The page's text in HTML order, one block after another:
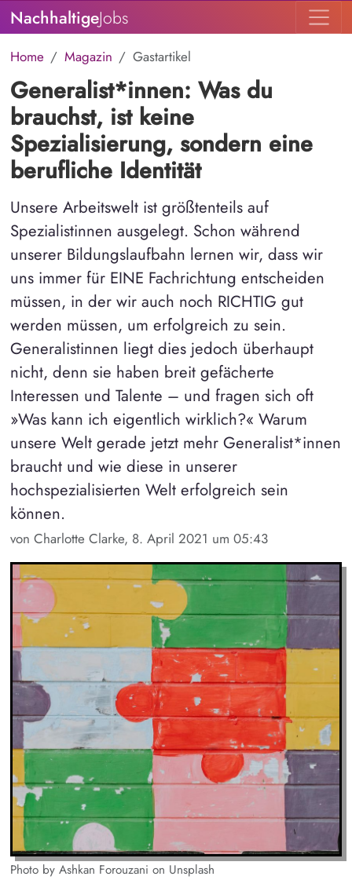
NachhaltigeJobs
Home Magazin Gastartikel
Generalist*innen: Was du
brauchst, ist keine
Spezialisierung, sondern eine
berufliche Identität
Unsere Arbeitswelt ist größtenteils auf
Spezialistinnen ausgelegt. Schon während
unserer Bildungslaufbahn lernen wir, dass wir
uns immer für EINE Fachrichtung entscheiden
müssen, in der wir auch noch RICHTIG gut
werden müssen, um erfolgreich zu sein.
Generalistinnen liegt dies jedoch überhaupt
nicht, denn sie haben breit gefächerte
Interessen und Talente – und fragen sich oft
»Was kann ich eigentlich wirklich?« Warum
unsere Welt gerade jetzt mehr Generalist*innen
braucht und wie diese in unserer
hochspezialisierten Welt erfolgreich sein
können.
von Charlotte Clarke, 8. April 2021 um 05:43
Photo by Ashkan Forouzani on Unsplash